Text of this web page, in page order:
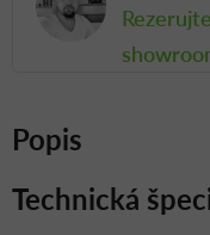
Popis
Technická